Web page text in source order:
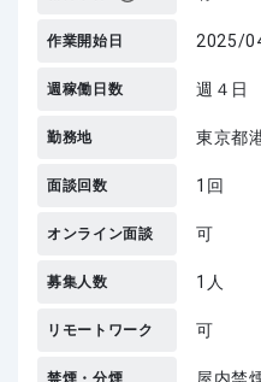
作業開始日 2025/
週稼働日数 週４日
勤務地 東京都
面談回数 1回
オンライン面談 可
募集人数 1人
リモートワーク 可
禁煙・分煙 屋内禁